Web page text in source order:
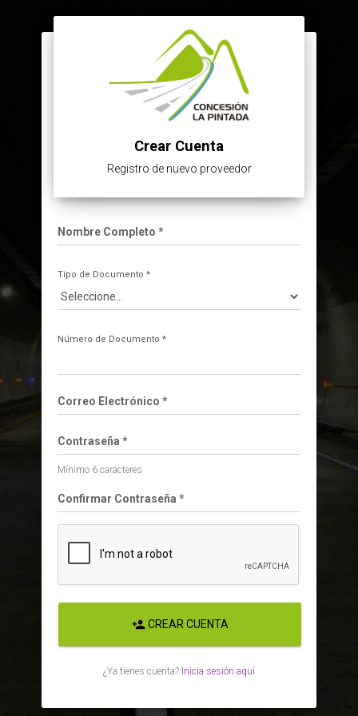
Crear Cuenta
Registro de nuevo proveedor
Nombre Completo *
Tipo de Documento *
Número de Documento *
Correo Electrónico *
Contraseña *
Mínimo 6 caracteres
Confirmar Contraseña *
person_addCREAR CUENTA
¿Ya tienes cuenta? Inicia sesión aquí